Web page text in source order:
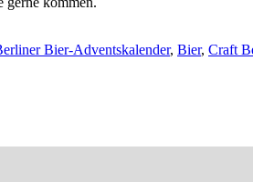
Bier-Adventskalender, Bier, Craft